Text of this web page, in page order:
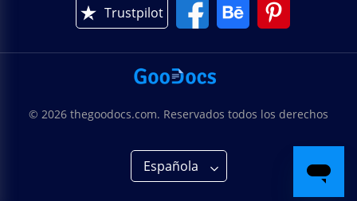
Trustpilot
© 2026 thegoodocs.com. Reservados todos los derechos
Española